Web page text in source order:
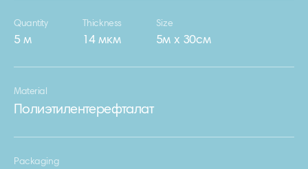
Quantity
5 м
Thickness
14 мкм
Size
5м х 30см
Material
Полиэтилентерефталат
Packaging